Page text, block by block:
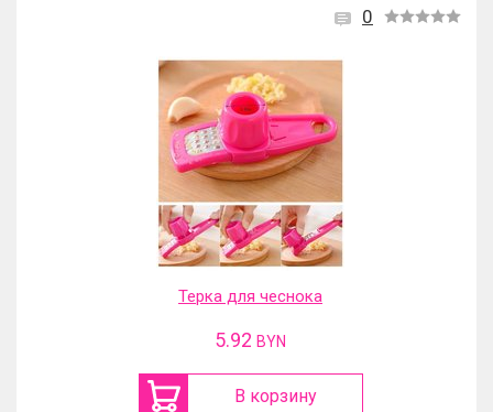
0
Терка для чеснока
5.92 BYN
В корзину